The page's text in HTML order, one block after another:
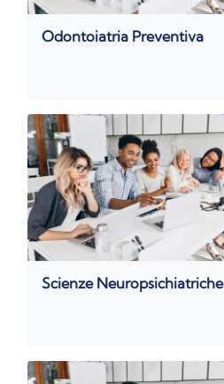
Odontoiatria Preventiva
Scienze Neuropsichiatriche